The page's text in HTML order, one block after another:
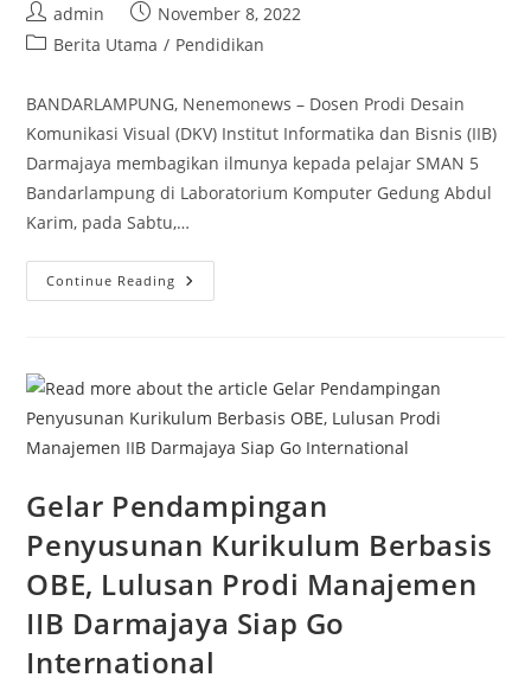
Post
author:
admin
Post
published:
November 8, 2022
PostBerita Utama / Pendidikan
BANDARLAMPUNG, Nenemonews – Dosen Prodi Desain
Komunikasi Visual (DKV) Institut Informatika dan Bisnis (IIB)
Darmajaya membagikan ilmunya kepada pelajar SMAN 5
Bandarlampung di Laboratorium Komputer Gedung Abdul
Karim, pada Sabtu,…
Continue Reading Implementasi
Program
Prodi
DKV
Darmajaya
Ajari
Siswa
SMAN
Bandarlampung
Coreldraw
Gelar Pendampingan
Penyusunan Kurikulum Berbasis
OBE, Lulusan Prodi Manajemen
IIB Darmajaya Siap Go
International